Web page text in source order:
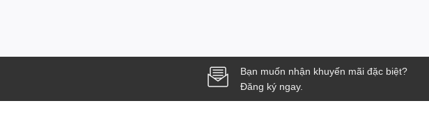
Bạn muốn nhận khuyến mãi đặc biệt?
Đăng ký ngay.